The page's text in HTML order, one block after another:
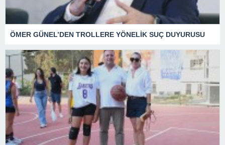
ÖMER GÜNEL’DEN TROLLERE YÖNELİK SUÇ DUYURUSU